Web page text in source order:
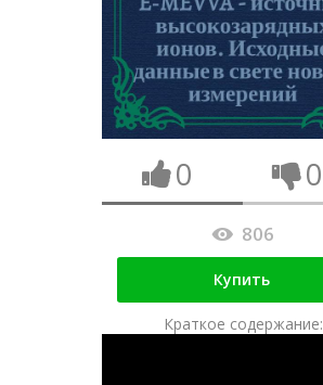
0 0
806
Купить
Краткое содержание: